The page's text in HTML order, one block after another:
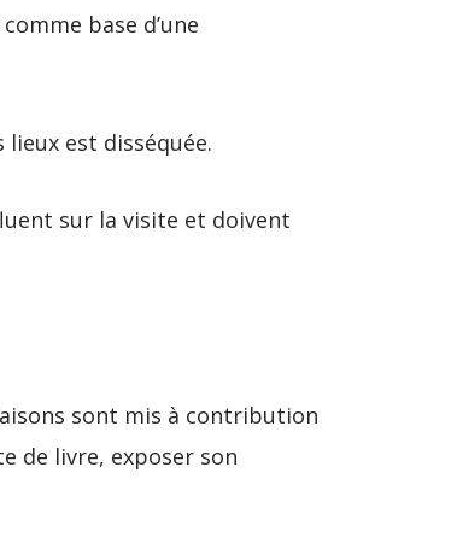
base d’une
est disséquée.
sur la visite et doivent
sont mis à contribution
de livre, exposer son